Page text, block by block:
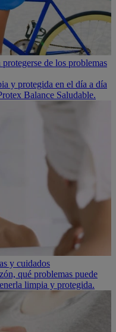
de los problemas
y protegida en el día a día
Balance Saludable.
y cuidados
qué problemas puede
limpia y protegida.